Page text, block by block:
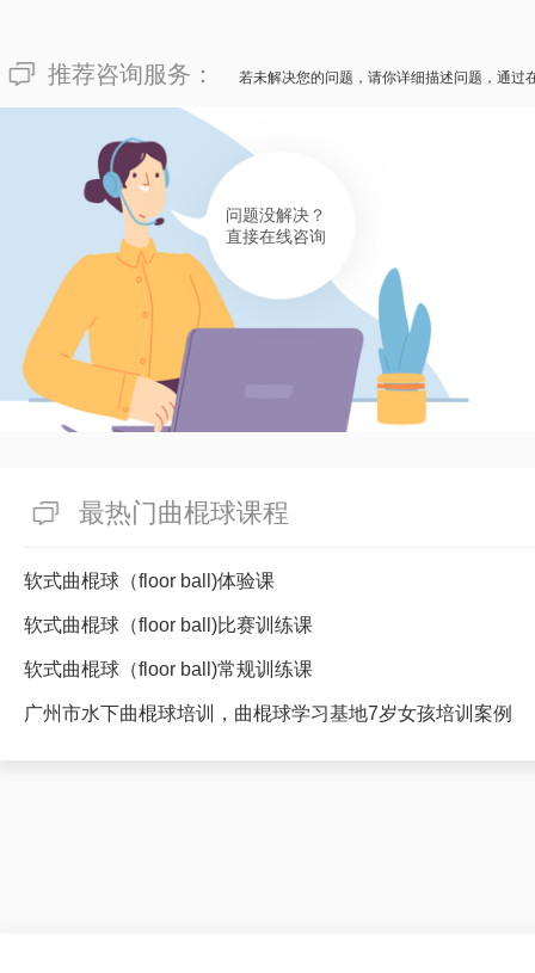
推荐咨询服务： 若未解决您的问题，请你详细描述问题，通过
问题没解决？
直接在线咨询
最热门曲棍球课程
软式曲棍球（floor ball)体验课
软式曲棍球（floor ball)比赛训练课
软式曲棍球（floor ball)常规训练课
广州市水下曲棍球培训，曲棍球学习基地7岁女孩培训案例